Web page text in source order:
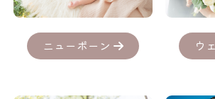
ニューボーン ウ